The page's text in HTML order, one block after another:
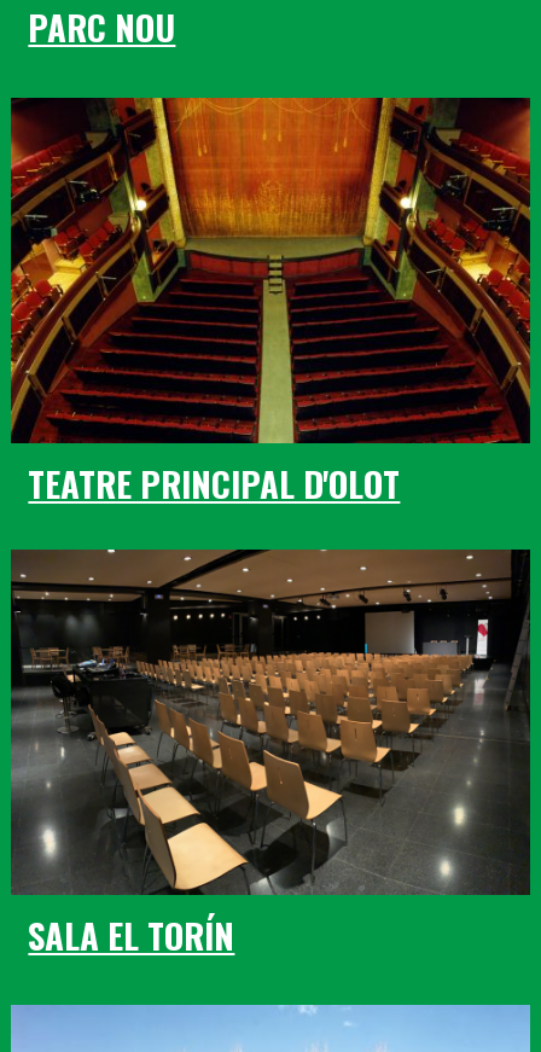
PARC NOU
TEATRE PRINCIPAL D'OLOT
SALA EL TORÍN